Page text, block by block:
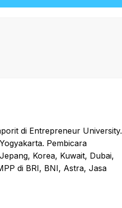
di Entrepreneur University.
Pembicara
Korea, Kuwait, Dubai,
di BRI, BNI, Astra, Jasa